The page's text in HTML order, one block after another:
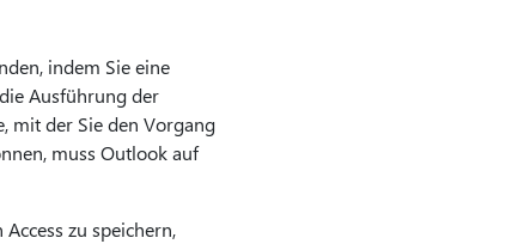
indem Sie eine
Ausführung der
mit der Sie den Vorgang
muss Outlook auf
zu speichern,